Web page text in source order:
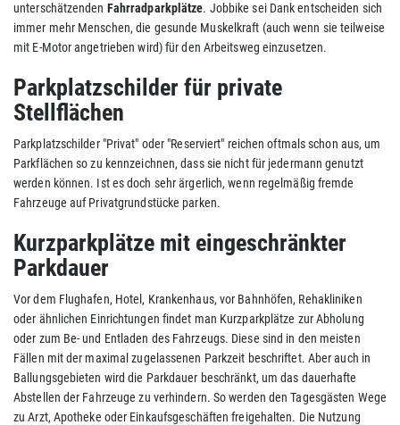
unterschätzenden Fahrradparkplätze. Jobbike sei Dank entscheiden sich
immer mehr Menschen, die gesunde Muskelkraft (auch wenn sie teilweise
mit E-Motor angetrieben wird) für den Arbeitsweg einzusetzen.
Parkplatzschilder für private
Stellflächen
Parkplatzschilder "Privat" oder "Reserviert" reichen oftmals schon aus, um
Parkflächen so zu kennzeichnen, dass sie nicht für jedermann genutzt
werden können. Ist es doch sehr ärgerlich, wenn regelmäßig fremde
Fahrzeuge auf Privatgrundstücke parken.
Kurzparkplätze mit eingeschränkter
Parkdauer
Vor dem Flughafen, Hotel, Krankenhaus, vor Bahnhöfen, Rehakliniken
oder ähnlichen Einrichtungen findet man Kurzparkplätze zur Abholung
oder zum Be- und Entladen des Fahrzeugs. Diese sind in den meisten
Fällen mit der maximal zugelassenen Parkzeit beschriftet. Aber auch in
Ballungsgebieten wird die Parkdauer beschränkt, um das dauerhafte
Abstellen der Fahrzeuge zu verhindern. So werden den Tagesgästen Wege
zu Arzt, Apotheke oder Einkaufsgeschäften freigehalten. Die Nutzung